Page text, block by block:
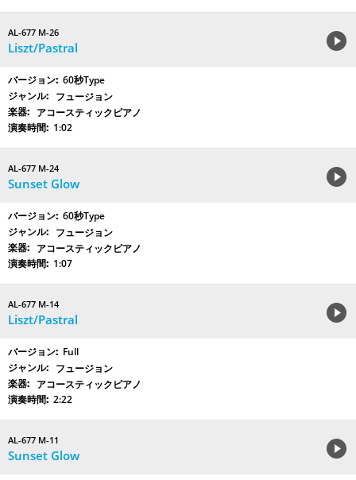
AL-677 M-26
Liszt/Pastral
60秒Type
フュージョン
アコースティックピアノ
1:02
AL-677 M-24
Sunset Glow
60秒Type
フュージョン
アコースティックピアノ
1:07
AL-677 M-14
Liszt/Pastral
Full
フュージョン
アコースティックピアノ
2:22
AL-677 M-11
Sunset Glow